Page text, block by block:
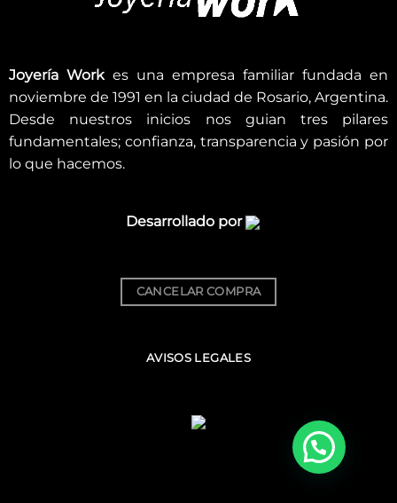
Joyería Workes una empresa familiar fundada en
noviembre de 1991 en la ciudad de Rosario, Argentina.
Desde nuestros inicios nos guian tres pilares
fundamentales; confianza, transparencia y pasión por
lo que hacemos.
Desarrollado por
CANCELAR COMPRA
AVISOS LEGALES